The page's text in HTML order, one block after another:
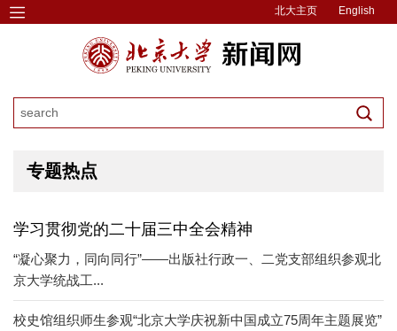
北大主页 English
专题热点
学习贯彻党的二十届三中全会精神
“凝心聚力，同向同行”——出版社行政一、二党支部组织参观北
京大学统战工...
校史馆组织师生参观“北京大学庆祝新中国成立75周年主题展览”